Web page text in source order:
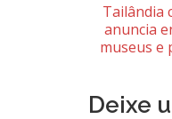
Tailândia
anuncia
museus e
Deixe